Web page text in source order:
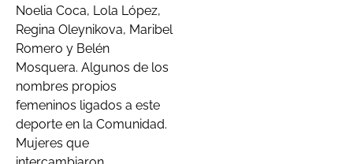
Noelia Coca, Lola López,
Regina Oleynikova, Maribel
Romero y Belén
Mosquera. Algunos de los
nombres propios
femeninos ligados a este
deporte en la Comunidad.
Mujeres que